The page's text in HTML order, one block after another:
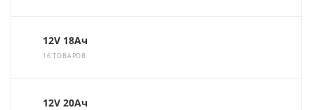
12V 18Ач
16 ТОВАРОВ
12V 20Ач